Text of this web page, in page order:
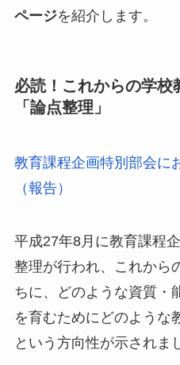
ページを紹介します。
必読！これからの学校
「論点整理」
教育課程企画特別部会に
（報告）
平成27年8月に教育課程
整理が行われ、これから
ちに、どのような資質・
を育むためにどのような
という方向性が示されま